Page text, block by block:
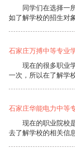
同学们在选择一所
如了解学校的招生对
石家庄万搏中等专业
现在的很多职业学
一次，所以在了解学
石家庄华能电力中等
现在的职业院校是
去了解学校的相关信